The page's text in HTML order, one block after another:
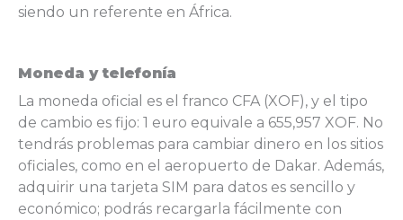
siendo un referente en África.
Moneda y telefonía
La moneda oficial es el franco CFA (XOF), y el tipo
de cambio es fijo: 1 euro equivale a 655,957 XOF. No
tendrás problemas para cambiar dinero en los sitios
oficiales, como en el aeropuerto de Dakar. Además,
adquirir una tarjeta SIM para datos es sencillo y
económico; podrás recargarla fácilmente con